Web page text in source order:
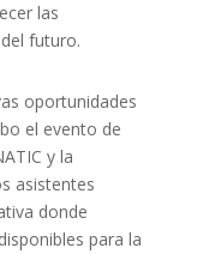
las
futuro.
oportunidades
el evento de
y la
asistentes
donde
para la